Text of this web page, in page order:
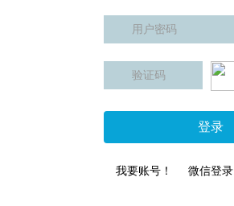
登录
我要账号！ 微信登录